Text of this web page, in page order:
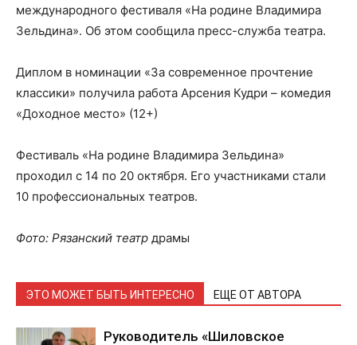
международного фестиваля «На родине Владимира
Зельдина». Об этом сообщила пресс-служба театра.
Диплом в номинации «За современное прочтение
классики» получила работа Арсения Кудри – комедия
«Доходное место» (12+)
Фестиваль «На родине Владимира Зельдина»
проходил с 14 по 20 октября. Его участниками стали
10 профессиональных театров.
Фото: Рязанский театр драмы
ЭТО МОЖЕТ БЫТЬ ИНТЕРЕСНО ЕЩЕ ОТ АВТОРА
Руководитель «Шиловское